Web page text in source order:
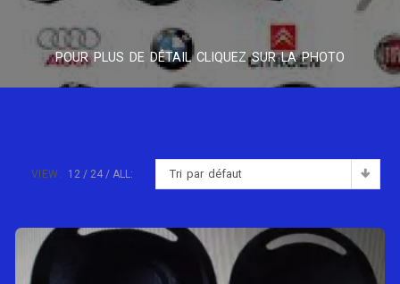
POUR PLUS DE DÉTAIL CLIQUEZ SUR LA PHOTO
Tri par défaut
VIEW: 12 24 ALL: